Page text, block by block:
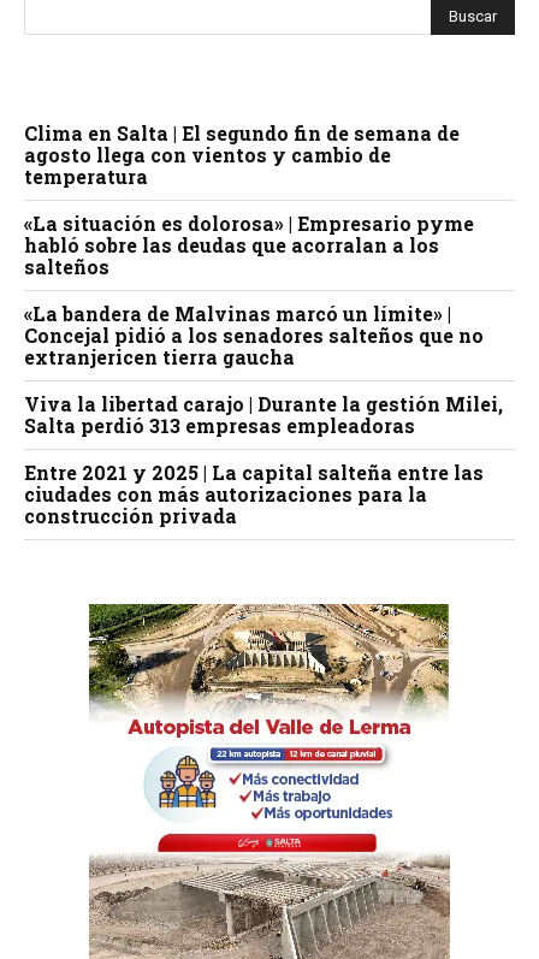
Clima en Salta | El segundo fin de semana de
agosto llega con vientos y cambio de
temperatura
«La situación es dolorosa» | Empresario pyme
habló sobre las deudas que acorralan a los
salteños
«La bandera de Malvinas marcó un límite» |
Concejal pidió a los senadores salteños que no
extranjericen tierra gaucha
Viva la libertad carajo | Durante la gestión Milei,
Salta perdió 313 empresas empleadoras
Entre 2021 y 2025 | La capital salteña entre las
ciudades con más autorizaciones para la
construcción privada